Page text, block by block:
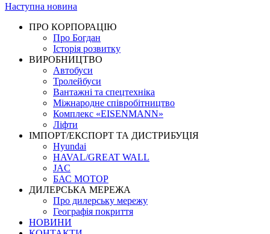
Наступна новина
ПРО КОРПОРАЦІЮ
Про Богдан
Історія розвитку
ВИРОБНИЦТВО
Автобуси
Тролейбуси
Вантажні та спецтехніка
Міжнародне співробітництво
Комплекс «EISENMANN»
Ліфти
ІМПОРТ/ЕКСПОРТ ТА ДИСТРИБУЦІЯ
Hyundai
HAVAL/GREAT WALL
JAC
БАС МОТОР
ДИЛЕРСЬКА МЕРЕЖА
Про дилерську мережу
Географія покриття
НОВИНИ